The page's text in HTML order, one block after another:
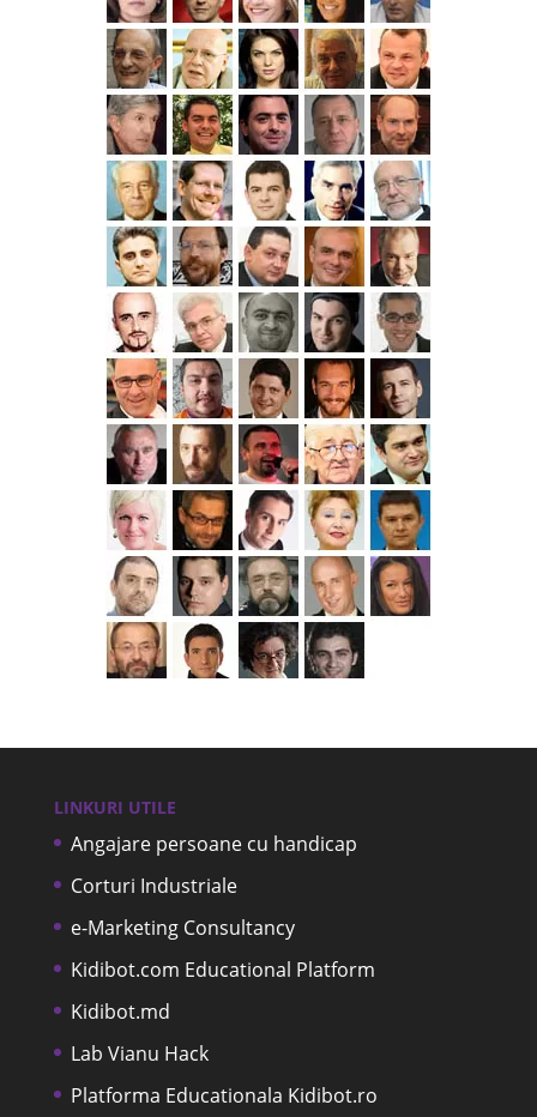
LINKURI UTILE
Angajare persoane cu handicap
Corturi Industriale
e-Marketing Consultancy
Kidibot.com Educational Platform
Kidibot.md
Lab Vianu Hack
Platforma Educationala Kidibot.ro